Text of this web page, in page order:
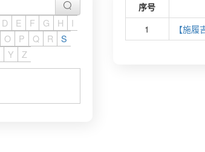
D E F G H
I
O P Q R
S
Y Z
序号
1
【施